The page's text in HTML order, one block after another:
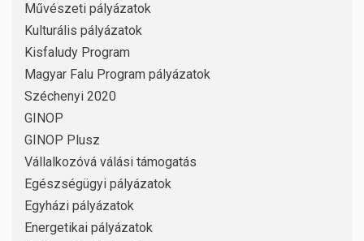
Művészeti pályázatok
Kulturális pályázatok
Kisfaludy Program
Magyar Falu Program pályázatok
Széchenyi 2020
GINOP
GINOP Plusz
Vállalkozóvá válási támogatás
Egészségügyi pályázatok
Egyházi pályázatok
Energetikai pályázatok